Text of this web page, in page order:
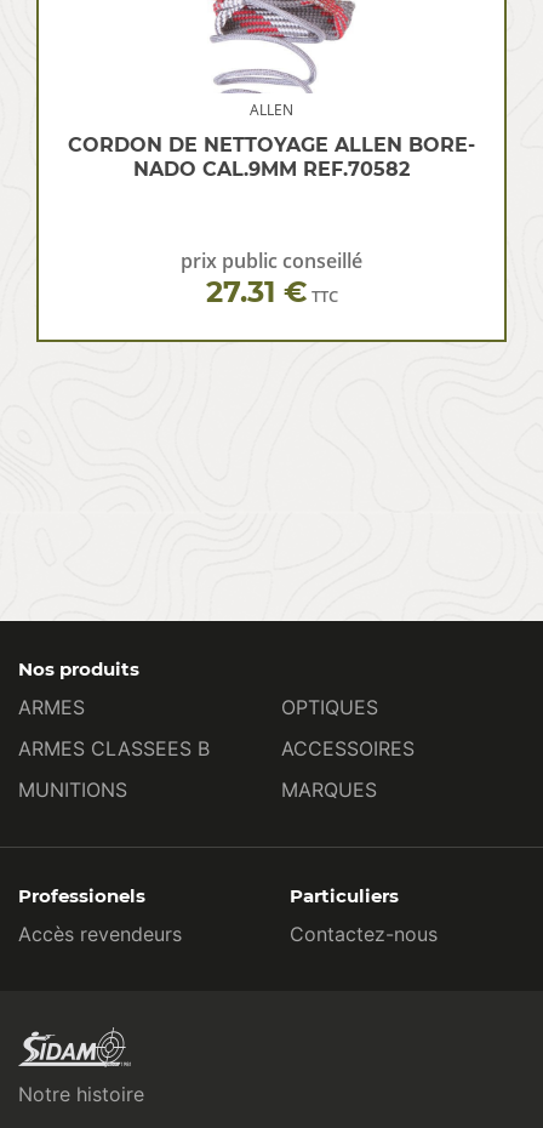
ALLEN
CORDON DE NETTOYAGE ALLEN BORE-
NADO CAL.9MM REF.70582
prix public conseillé
27.31 € TTC
Nos produits
ARMES
ARMES CLASSEES B
MUNITIONS
OPTIQUES
ACCESSOIRES
MARQUES
Professionels
Accès revendeurs
Particuliers
Contactez-nous
Notre histoire